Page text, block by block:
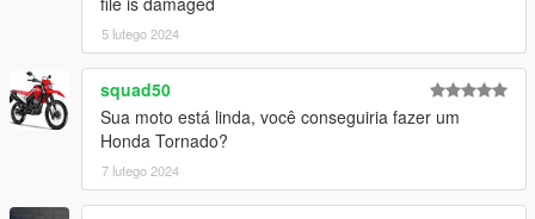
5 lutego 2024
squad50
Sua moto está linda, você conseguiria fazer um
Honda Tornado?
7 lutego 2024